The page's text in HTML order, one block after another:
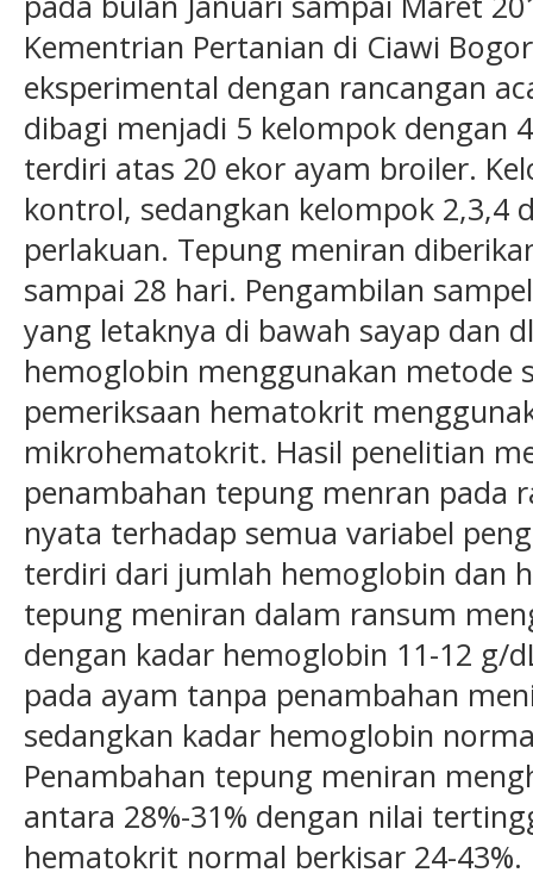
Kementrian Pertanian di Ciawi
eksperimental dengan rancangan
dibagi menjadi 5 kelompok dengan
terdiri atas 20 ekor ayam broiler.
kontrol, sedangkan kelompok 2,3,4
perlakuan. Tepung meniran
sampai 28 hari. Pengambilan
yang letaknya di bawah sayap dan
hemoglobin menggunakan metode
pemeriksaan hematokrit
mikrohematokrit. Hasil penelitian
penambahan tepung menran pada
nyata terhadap semua variabel
terdiri dari jumlah hemoglobin dan
tepung meniran dalam ransum
dengan kadar hemoglobin 11-12 g/
pada ayam tanpa penambahan
sedangkan kadar hemoglobin
Penambahan tepung meniran
antara 28%-31% dengan nilai
hematokrit normal berkisar 24-43%.